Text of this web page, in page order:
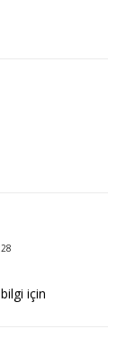
için